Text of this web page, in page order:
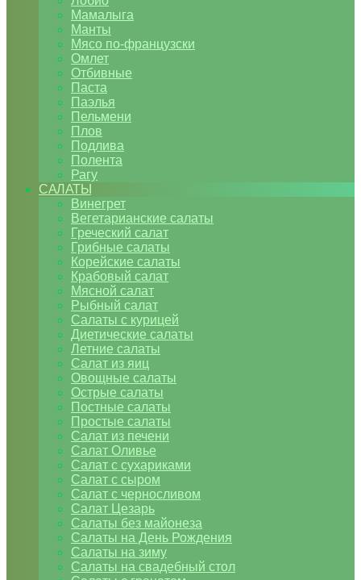
Мамалыга
Манты
Мясо по-французски
Омлет
Отбивные
Паста
Паэлья
Пельмени
Плов
Подлива
Полента
Рагу
САЛАТЫ
Винегрет
Вегетарианские салаты
Греческий салат
Грибные салаты
Корейские салаты
Крабовый салат
Мясной салат
Рыбный салат
Салаты с курицей
Диетические салаты
Летние салаты
Салат из яиц
Овощные салаты
Острые салаты
Постные салаты
Простые салаты
Салат из печени
Салат Оливье
Салат с сухариками
Салат с сыром
Салат с черносливом
Салат Цезарь
Салаты без майонеза
Салаты на День Рождения
Салаты на зиму
Салаты на свадебный стол